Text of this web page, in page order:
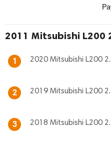
2011 Mitsubishi L200
1 2020 Mitsubishi L200
2 2019 Mitsubishi L200
3 2018 Mitsubishi L200